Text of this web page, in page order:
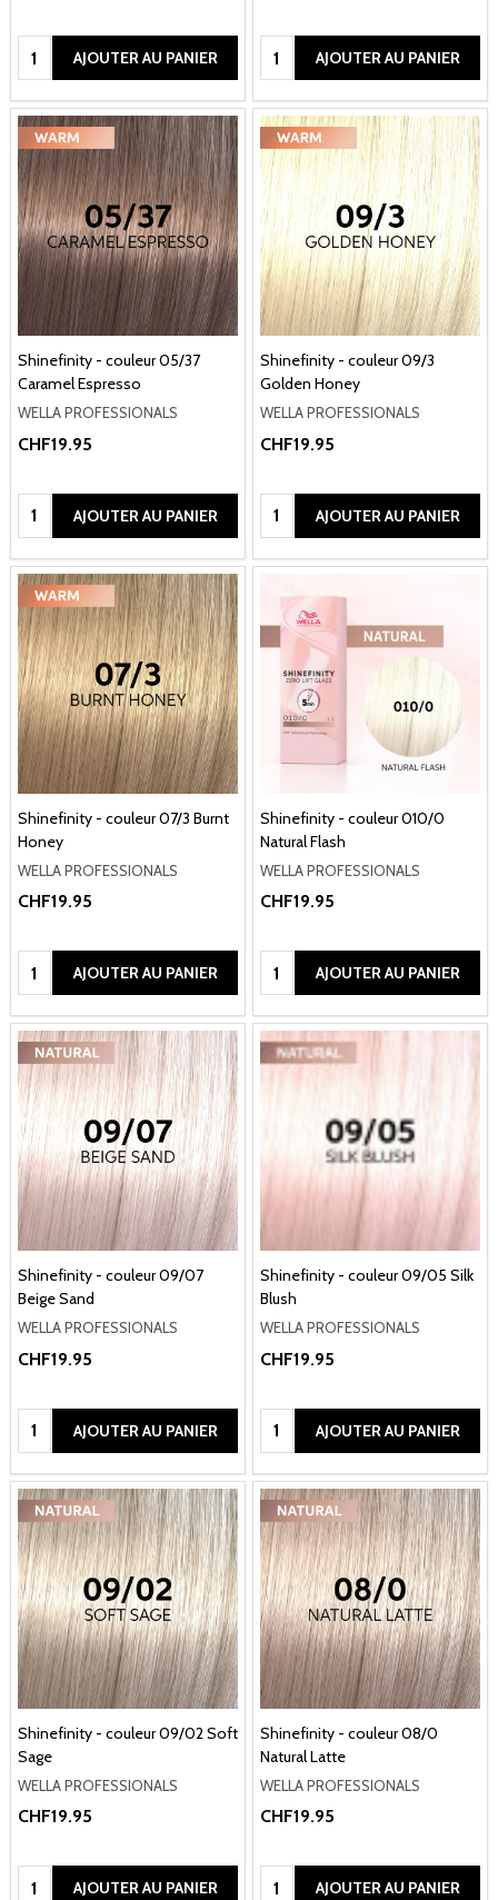
Quantité:AJOUTER AU PANIER Quantité:AJOUTER AU PANIER
Shinefinity - couleur 05/37
Caramel Espresso
WELLA PROFESSIONALS
CHF19.95
Quantité:AJOUTER AU PANIER
Shinefinity - couleur 09/3
Golden Honey
WELLA PROFESSIONALS
CHF19.95
Quantité:AJOUTER AU PANIER
Shinefinity - couleur 07/3 Burnt
Honey
WELLA PROFESSIONALS
CHF19.95
Quantité:AJOUTER AU PANIER
Shinefinity - couleur 010/0
Natural Flash
WELLA PROFESSIONALS
CHF19.95
Quantité:AJOUTER AU PANIER
Shinefinity - couleur 09/07
Beige Sand
WELLA PROFESSIONALS
CHF19.95
Quantité:AJOUTER AU PANIER
Shinefinity - couleur 09/05 Silk
Blush
WELLA PROFESSIONALS
CHF19.95
Quantité:AJOUTER AU PANIER
Shinefinity - couleur 09/02 Soft
Sage
WELLA PROFESSIONALS
CHF19.95
Quantité:AJOUTER AU PANIER
Shinefinity - couleur 08/0
Natural Latte
WELLA PROFESSIONALS
CHF19.95
Quantité:AJOUTER AU PANIER